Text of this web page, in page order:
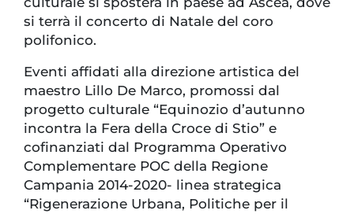
si terrà il concerto di Natale del coro
polifonico.
Eventi affidati alla direzione artistica del
maestro Lillo De Marco, promossi dal
progetto culturale “Equinozio d’autunno
incontra la Fera della Croce di Stio” e
cofinanziati dal Programma Operativo
Complementare POC della Regione
Campania 2014-2020- linea strategica
“Rigenerazione Urbana, Politiche per il